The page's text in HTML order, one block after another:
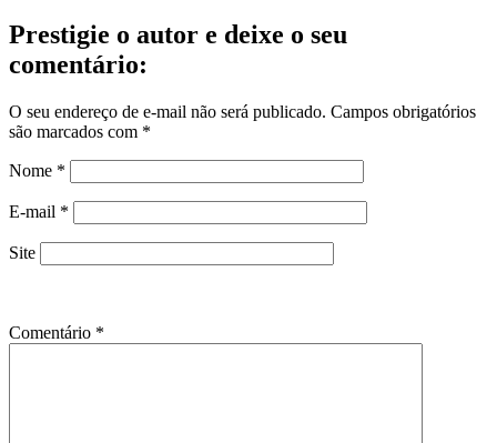
Prestigie o autor e deixe o seu
comentário:
O seu endereço de e-mail não será publicado. Campos obrigatórios
são marcados com *
Nome *
E-mail *
Site
Comentário *